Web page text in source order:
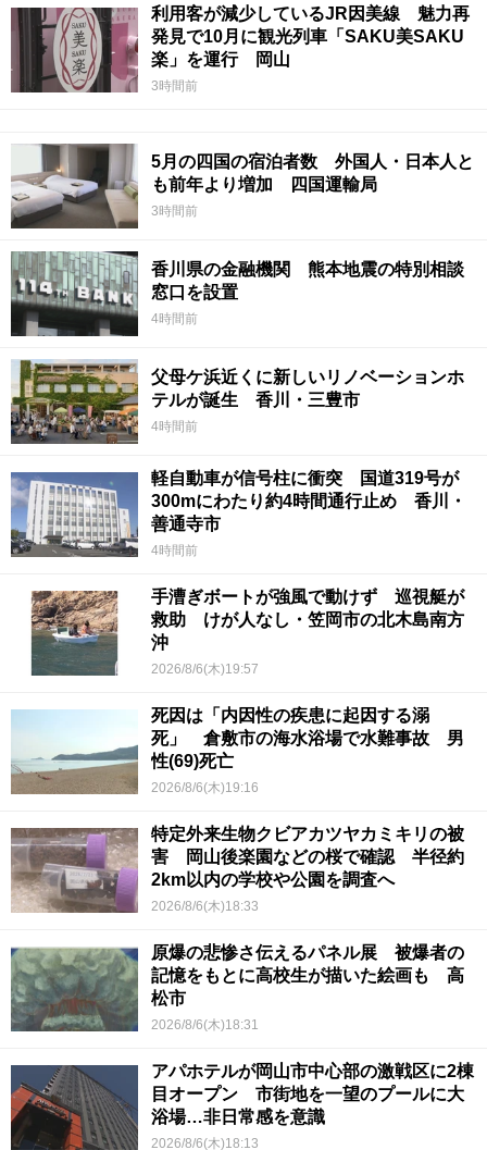
利用客が減少しているJR因美線 魅力再
発見で10月に観光列車「SAKU美SAKU
楽」を運行 岡山
3時間前
5月の四国の宿泊者数 外国人・日本人と
も前年より増加 四国運輸局
3時間前
香川県の金融機関 熊本地震の特別相談
窓口を設置
4時間前
父母ケ浜近くに新しいリノベーションホ
テルが誕生 香川・三豊市
4時間前
軽自動車が信号柱に衝突 国道319号が
300mにわたり約4時間通行止め 香川・
善通寺市
4時間前
手漕ぎボートが強風で動けず 巡視艇が
救助 けが人なし・笠岡市の北木島南方
沖
2026/8/6(木)19:57
死因は「内因性の疾患に起因する溺
死」 倉敷市の海水浴場で水難事故 男
性(69)死亡
2026/8/6(木)19:16
特定外来生物クビアカツヤカミキリの被
害 岡山後楽園などの桜で確認 半径約
2km以内の学校や公園を調査へ
2026/8/6(木)18:33
原爆の悲惨さ伝えるパネル展 被爆者の
記憶をもとに高校生が描いた絵画も 高
松市
2026/8/6(木)18:31
アパホテルが岡山市中心部の激戦区に2棟
目オープン 市街地を一望のプールに大
浴場…非日常感を意識
2026/8/6(木)18:13